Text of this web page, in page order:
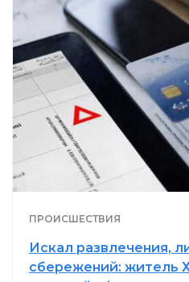
ПРОИСШЕСТВИЯ
Искал развлечения,
сбережений: житель